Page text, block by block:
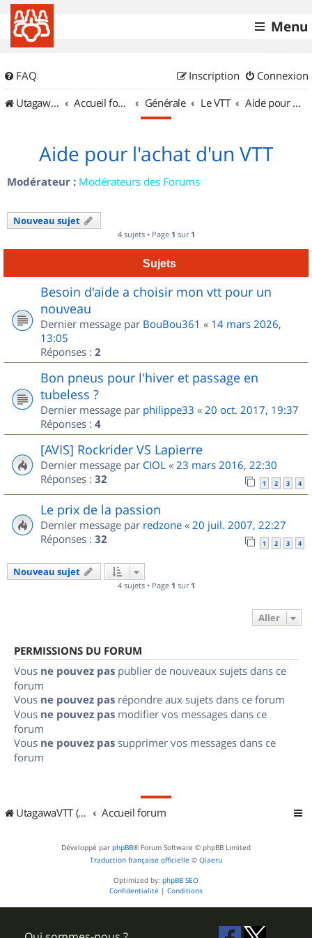
Menu
FAQ Connexion
Inscription
UtagawaVTT (Randos VTT et VTTAE avec traces GPS)
Accueil forum Générale Le VTT Aide pour l'achat d'un VTT
Aide pour l'achat d'un VTT
Modérateur : Modérateurs des Forums
Nouveau sujet
4 sujets • Page 1 sur 1
Sujets
Besoin d'aide a choisir mon vtt pour un
nouveau
Dernier message par BouBou361 « 14 mars 2026,
13:05
Réponses : 2
Bon pneus pour l'hiver et passage en
tubeless ?
Dernier message par philippe33 « 20 oct. 2017, 19:37
Réponses : 4
[AVIS] Rockrider VS Lapierre
Dernier message par CIOL « 23 mars 2016, 22:30
Réponses : 32 1 2 3 4
Le prix de la passion
Dernier message par redzone « 20 juil. 2007, 22:27
Réponses : 32 1 2 3 4
Nouveau sujet
4 sujets • Page 1 sur 1
Aller
PERMISSIONS DU FORUM
Vous ne pouvez pas publier de nouveaux sujets dans ce
forum
Vous ne pouvez pas répondre aux sujets dans ce forum
Vous ne pouvez pas modifier vos messages dans ce
forum
Vous ne pouvez pas supprimer vos messages dans ce
forum
UtagawaVTT (Randos VTT et VTTAE avec traces GPS) Accueil forum
Développé par phpBB® Forum Software © phpBB Limited
Traduction française officielle © Qiaeru
Optimized by: phpBB SEO
Confidentialité | Conditions